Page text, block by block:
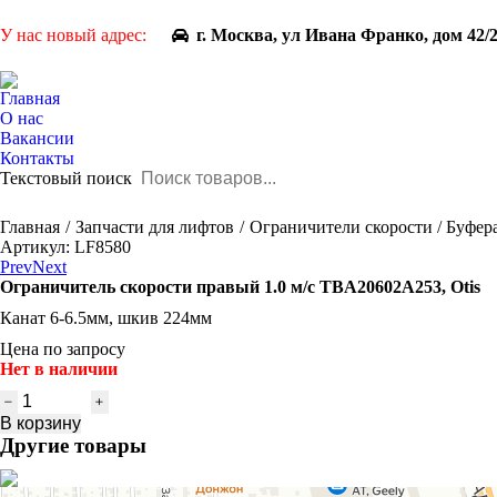
У нас новый адрес: г. Москва, ул Ивана Франко, дом 42/2
Главная
О нас
Вакансии
Контакты
Текстовый поиск
You are here:
Главная Запчасти для лифтов
Ограничители скорости /
Артикул: LF8580
PrevNext
Ограничитель скорости правый 1.0 м/с TBA20602A253, Otis
Канат 6-6.5мм, шкив 224мм
Цена по запросу
Нет в наличии
Количество
товара
Ограничитель
скорости
правый
В корзину
Другие товары